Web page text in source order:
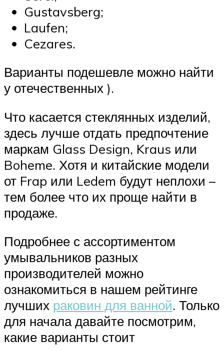
Gustavsberg;
Laufen;
Cezares.
Варианты подешевле можно найти
у отечественных ).
Что касается стеклянных изделий,
здесь лучше отдать предпочтение
маркам Glass Design, Kraus или
Boheme. Хотя и китайские модели
от Frap или Ledem будут неплохи –
тем более что их проще найти в
продаже.
Подробнее с ассортиментом
умывальников разных
производителей можно
ознакомиться в нашем рейтинге
лучших раковин для ванной. Только
для начала давайте посмотрим,
какие варианты стоит